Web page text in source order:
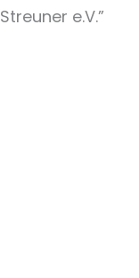
Streuner e.V.”